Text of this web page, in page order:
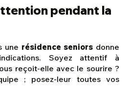
pendant la
une résidence seniors donne
Soyez attentif à
reçoit-elle avec le sourire ?
; posez-leur toutes vos